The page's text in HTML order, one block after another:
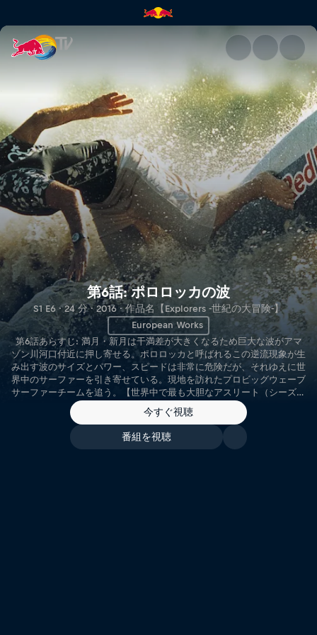
第6話: ポロロッカの波 | Red
第6話: ポロロッカの波
S1 E6 · 24 分 · 2016 · 作品名【Explorers -世紀の大冒険-】
European Works
第6話あらすじ: 満月・新月は干満差が大きくなるため巨大な波がアマ
ゾン川河口付近に押し寄せる。ポロロッカと呼ばれるこの逆流現象が生
み出す波のサイズとパワー、スピードは非常に危険だが、それゆえに世
界中のサーファーを引き寄せている。現地を訪れたプロビッグウェーブ
サーファーチームを追う。【世界中で最も大胆なアスリート（シーズン
1／日本語字幕）】
今すぐ視聴
番組を視聴